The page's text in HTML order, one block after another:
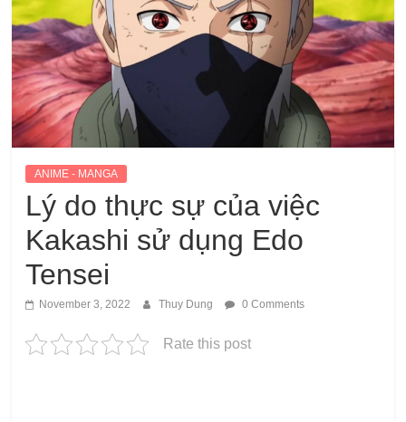
ANIME - MANGA
Lý do thực sự của việc
Kakashi sử dụng Edo
Tensei
November 3, 2022 Thuy Dung 0 Comments
Rate this post